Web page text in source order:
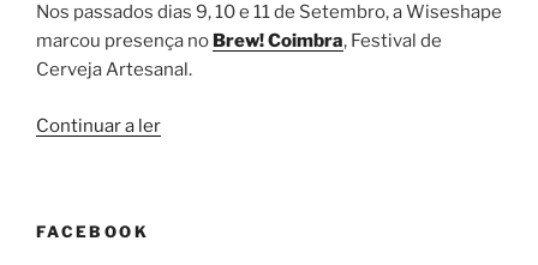
Nos passados dias 9, 10 e 11 de Setembro, a Wiseshape
marcou presença no Brew! Coimbra, Festival de
Cerveja Artesanal.
Continuar a ler“Concrete
FACEBOOK